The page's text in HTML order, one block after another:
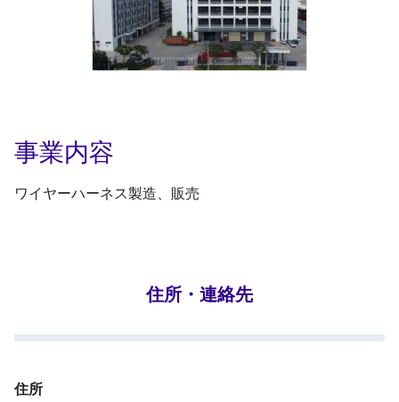
事業内容
ワイヤーハーネス製造、販売
住所・連絡先
住所